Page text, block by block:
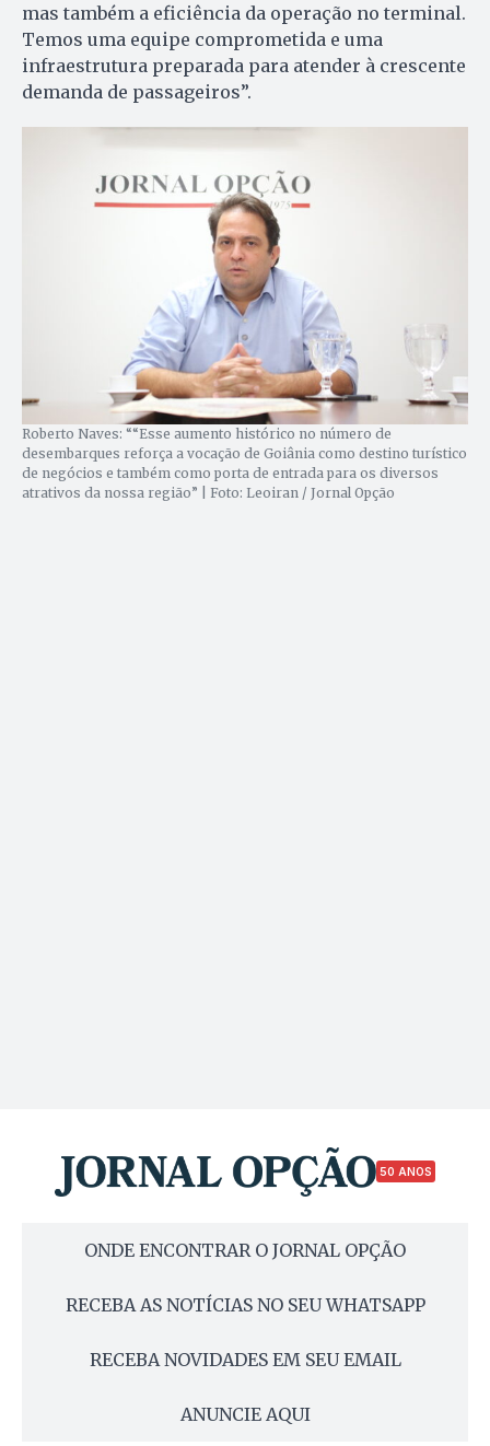
mas também a eficiência da operação no terminal.
Temos uma equipe comprometida e uma
infraestrutura preparada para atender à crescente
demanda de passageiros”.
Roberto Naves: ““Esse aumento histórico no número de
desembarques reforça a vocação de Goiânia como destino turístico
de negócios e também como porta de entrada para os diversos
atrativos da nossa região” | Foto: Leoiran / Jornal Opção
50 ANOS
ONDE ENCONTRAR O JORNAL OPÇÃO
RECEBA AS NOTÍCIAS NO SEU WHATSAPP
RECEBA NOVIDADES EM SEU EMAIL
ANUNCIE AQUI